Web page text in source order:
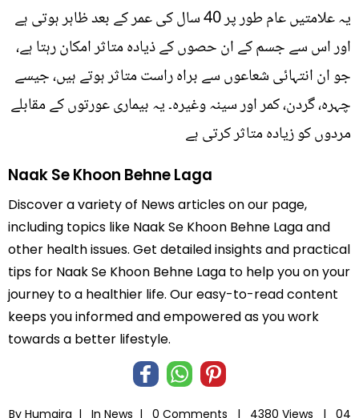
یہ علامتیں عام طور پر 40 سال کی عمر کے بعد ظاہر ہوتی ہے
اور اس سے جسم کے ان حصوں کے ذیادہ متاثر امکان رہتا ہے،
جو ان انتہائی شعاعوں سے براہ راست متاثر ہوتے ہیں، جیسے
چہرہ، گردن، کمر اور سینہ وغیرہ۔ یہ بیماری عورتوں کے مقابلے
مردوں کو زیادہ متاثر کرتی ہے
Naak Se Khoon Behne Laga
Discover a variety of News articles on our page,
including topics like Naak Se Khoon Behne Laga and
other health issues. Get detailed insights and practical
tips for Naak Se Khoon Behne Laga to help you on your
journey to a healthier life. Our easy-to-read content
keeps you informed and empowered as you work
towards a better lifestyle.
By Humaira | In News | 0 Comments | 4380 Views | 04